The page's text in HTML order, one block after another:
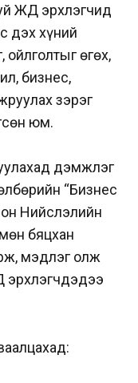
ЖДҮ эрхлэгчид
дэх хүний
өгөх,
бизнес,
зэрэг
юм.
дэмжлэг
“Бизнес
Нийслэлийн
бяцхан
мэдлэг олж
эрхлэгчдэдээ